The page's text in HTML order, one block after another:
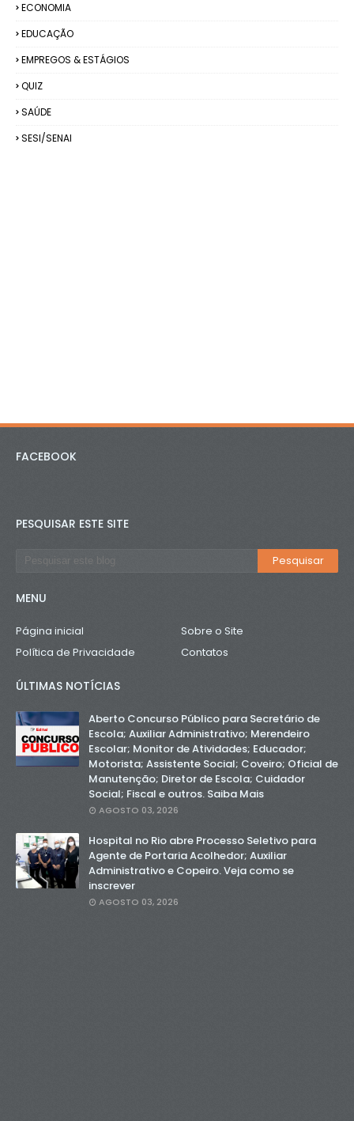
ECONOMIA
EDUCAÇÃO
EMPREGOS & ESTÁGIOS
QUIZ
SAÚDE
SESI/SENAI
FACEBOOK
PESQUISAR ESTE SITE
MENU
Página inicial
Sobre o Site
Política de Privacidade
Contatos
ÚLTIMAS NOTÍCIAS
Aberto Concurso Público para Secretário de
Escola; Auxiliar Administrativo; Merendeiro
Escolar; Monitor de Atividades; Educador;
Motorista; Assistente Social; Coveiro; Oficial de
Manutenção; Diretor de Escola; Cuidador
Social; Fiscal e outros. Saiba Mais
AGOSTO 03, 2026
Hospital no Rio abre Processo Seletivo para
Agente de Portaria Acolhedor; Auxiliar
Administrativo e Copeiro. Veja como se
inscrever
AGOSTO 03, 2026